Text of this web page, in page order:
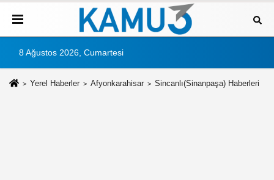
8 Ağustos 2026, Cumartesi
Yerel Haberler Afyonkarahisar Sincanlı(Sinanpaşa) Haberleri